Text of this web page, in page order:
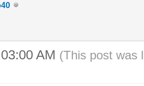
AM (This post was